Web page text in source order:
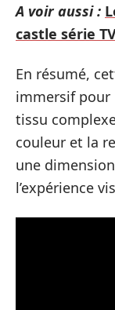
A voir aussi :
castle série
En résumé,
immersif pour
tissu
couleur et la
une
l’expérience